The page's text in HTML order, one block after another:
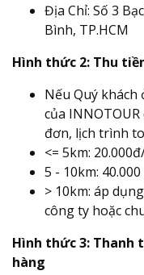
Địa Chỉ: Số 3
Bình, TP.HCM
Hình thức 2: Thu
Nếu Quý khách
của
đơn, lịch trình
<= 5km:
5 - 10km:
> 10km: áp
công ty hoặc
Hình thức 3: Thanh
hàng